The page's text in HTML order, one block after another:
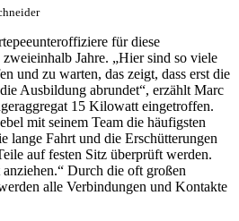
für diese
Jahre. „Hier sind so viele
und zu warten, das zeigt, dass erst die
Ausbildung abrundet“, erzählt Marc
15 Kilowatt eingetroffen.
mit seinem Team die häufigsten
lange Fahrt und die Erschütterungen
auf festen Sitz überprüft werden.
Durch die oft großen
alle Verbindungen und Kontakte